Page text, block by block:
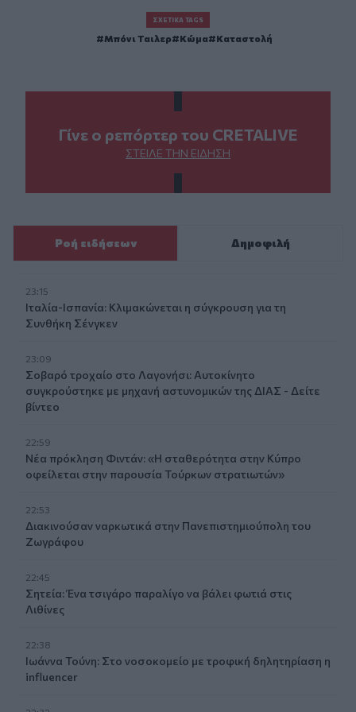
ΣΧΕΤΙΚΆ TAGS
Μπόνι Ταιλερ Κώμα Καταστολή
Γίνε ο ρεπόρτερ του CRETALIVE
ΣΤΕΊΛΕ ΤΗΝ ΕΊΔΗΣΗ
Ροή ειδήσεων Δημοφιλή
23:15
Ιταλία-Ισπανία: Κλιμακώνεται η σύγκρουση για τη
Συνθήκη Σένγκεν
23:09
Σοβαρό τροχαίο στο Λαγονήσι: Αυτοκίνητο
συγκρούστηκε με μηχανή αστυνομικών της ΔΙΑΣ - Δείτε
βίντεο
22:59
Νέα πρόκληση Φιντάν: «Η σταθερότητα στην Κύπρο
οφείλεται στην παρουσία Τούρκων στρατιωτών»
22:53
Διακινούσαν ναρκωτικά στην Πανεπιστημιούπολη του
Ζωγράφου
22:45
Σητεία: Ένα τσιγάρο παραλίγο να βάλει φωτιά στις
Λιθίνες
22:38
Ιωάννα Τούνη: Στο νοσοκομείο με τροφική δηλητηρίαση η
influencer